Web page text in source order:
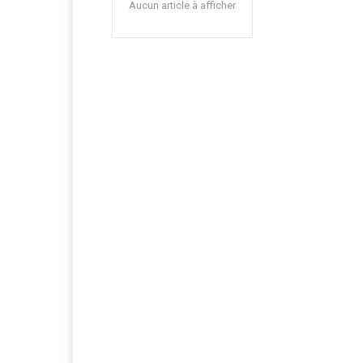
Aucun article à afficher